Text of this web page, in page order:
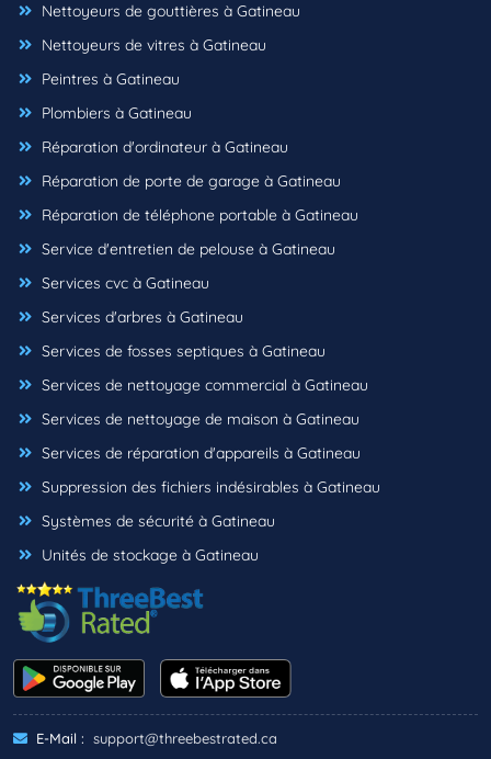
Nettoyeurs de gouttières à Gatineau
Nettoyeurs de vitres à Gatineau
Peintres à Gatineau
Plombiers à Gatineau
Réparation d'ordinateur à Gatineau
Réparation de porte de garage à Gatineau
Réparation de téléphone portable à Gatineau
Service d'entretien de pelouse à Gatineau
Services cvc à Gatineau
Services d'arbres à Gatineau
Services de fosses septiques à Gatineau
Services de nettoyage commercial à Gatineau
Services de nettoyage de maison à Gatineau
Services de réparation d'appareils à Gatineau
Suppression des fichiers indésirables à Gatineau
Systèmes de sécurité à Gatineau
Unités de stockage à Gatineau
E-Mail : support@threebestrated.ca